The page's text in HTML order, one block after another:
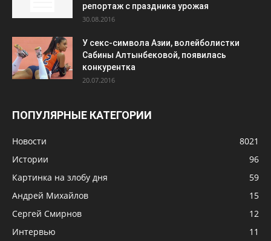
репортаж с праздника урожая
30.08.2016
У секс-символа Азии, волейболистки
Сабины Алтынбековой, появилась
конкурентка
20.07.2016
ПОПУЛЯРНЫЕ КАТЕГОРИИ
Новости
8021
Истории
96
Картинка на злобу дня
59
Андрей Михайлов
15
Сергей Смирнов
12
Интервью
11